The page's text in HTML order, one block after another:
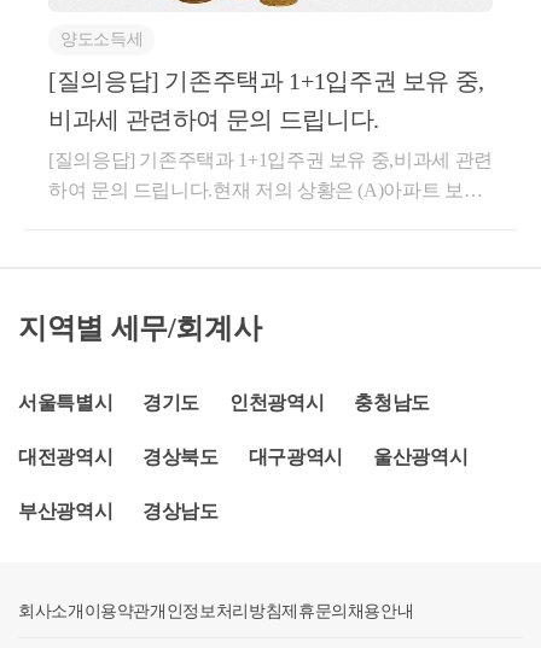
양도시 1세대1주택 비과세 거주요건 적용 여부★주요
경력- 105,000건 이상의 세금 상담 및 용역- 600건 이상
의 경정청구를 통한 약 25억 이상 세금 환급- 세무사 플
전문가 플랫폼 '아하커넥츠' 상담 및 후기 1위 (약 500건
이상 상담)- 지식공유플랫폼 '아하' 세무/회계 1위 (98,0
팀- 세무법인 넥스트
으로 보아 주택수에 포함되는지 여부 안녕하세요. &lt;
세무...blog.naver.com서면-2023-부동산-1411 [부동산납
세과-1910]등록일자 : 2023.11.03.생산일자 : 2023.08.01.
승인)를 보유한 1세대가 조정대상지역 공고 이전에 취
득한 분양권이 주택으로 완공되어 양도시 거주요건 적
용하지 않음회 신귀 서면질의의 경우,「주택법」제2
류에 의하여 확인되는 경우에는 그 분양권이 완공되어
해당주택 양도시 1세대 1주택 비과세 거주요건을 적용
B지역주택조합 조합원 가입 계약-’17. 3월B지역주택
양권 계약금 완납-’20.12.18.A주택 소재지 조정대상지
질의내용-지역주택조합원 지위(21년 이전 사업계획 승
완공되어 해당주택을 양도시 1세대1주택 비과세 거주
양도소득세
[질의응답] 기존주택과 1+1입주권 보유 중,
비과세 관련하여 문의 드립니다.
[질의응답] 기존주택과 1+1입주권 보유 중,비과세 관련
하여 문의 드립니다.현재 저의 상황은 (A)아파트 보유
C는 2027년 입주를 목표,내년 2024년에 분양예정 이상
황에서 A아파트를 처분한다고 하면 비과세 적용이 되
면 비과세가 적용된다고 이야기를 들었습니다. 긴글
문 문용현 세무사 입니다. 질문하신 내용에 대하여 아
하나를 먼저 처분하셔서 1주택+1입주권인 상태를 만
있습니다. '2년'이 아닌 '3년'입니다.참고로 아래 예규는
지역별 세무/회계사
서울특별시 경기도 인천광역시 충청남도
대전광역시 경상북도 대구광역시 울산광역시
부산광역시 경상남도
회사소개 이용약관개인정보처리방침제휴문의 채용안내